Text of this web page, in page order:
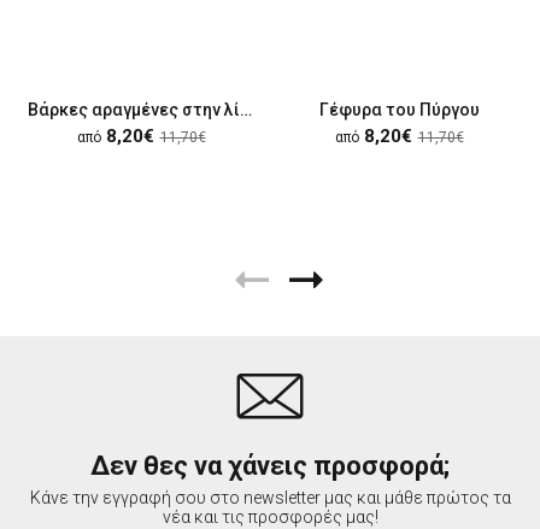
Βάρκες αραγμένες στην λίμνη
από 8,20€ 11,70€
Γέφυρα του Πύργου
από 8,20€ 11,70€
Δεν θες να χάνεις προσφορά;
Κάνε την εγγραφή σου στο newsletter μας και μάθε πρώτος τα
νέα και τις προσφορές μας!